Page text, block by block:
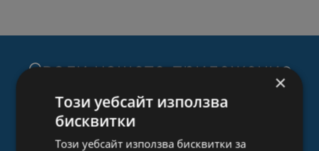
Свали нашето приложение
Broshura.bgсега:
Филтрирай по категория. Търси продукти и
брошури
×
Този уебсайт използва
бисквитки
Този уебсайт използва бисквитки за